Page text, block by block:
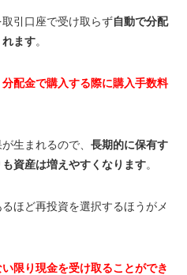
引口座で受け取らず自動で分配
ます。
分配金で購入する際に購入手数料
生まれるので、 長期的に保有す
資産は増えやすくなります。
ほど再投資を選択するほうがメ
限り現金を受け取ることができ